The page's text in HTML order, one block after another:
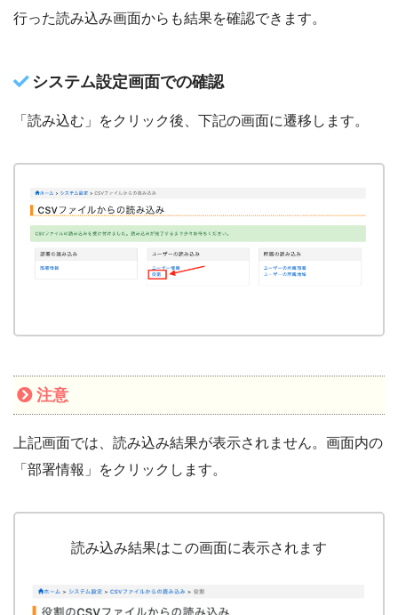
行った読み込み画面からも結果を確認できます。
システム設定画面での確認
「読み込む」をクリック後、下記の画面に遷移します。
注意
上記画面では、読み込み結果が表示されません。画面内の
「部署情報」をクリックします。
読み込み結果はこの画面に表示されます